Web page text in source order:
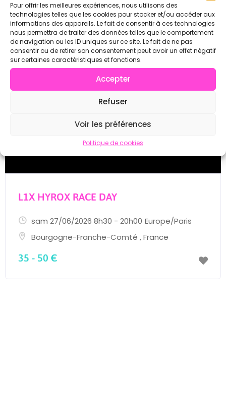
Pour offrir les meilleures expériences, nous utilisons des
technologies telles que les cookies pour stocker et/ou accéder aux
informations des appareils. Le fait de consentir à ces technologies
nous permettra de traiter des données telles que le comportement
de navigation ou les ID uniques sur ce site. Le fait de ne pas
consentir ou de retirer son consentement peut avoir un effet négatif
sur certaines caractéristiques et fonctions.
Accepter
Refuser
Voir les préférences
Politique de cookies
L1X HYROX RACE DAY
sam 27/06/2026 8h30 - 20h00 Europe/Paris
Bourgogne-Franche-Comté ,France
35 - 50 €